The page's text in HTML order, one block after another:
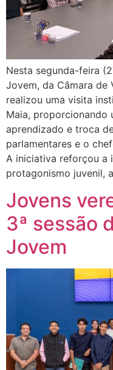
Nesta segunda-feira
Jovem, da Câmara de
realizou uma visita
Maia, proporcionando
aprendizado e troca
parlamentares e o
A iniciativa reforçou a
protagonismo juvenil,
Jovens
3ª sessão
Jovem